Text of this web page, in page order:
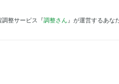
調整サービス『調整さん 』が運営するあな